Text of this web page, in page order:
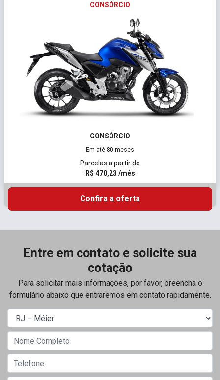
CONSÓRCIO
CONSÓRCIO
Em até 80 meses
Parcelas a partir de
R$ 470,23 /mês
Confira a oferta
Entre em contato e solicite sua
cotação
Para solicitar mais informações, por favor, preencha o
formulário abaixo que entraremos em contato rapidamente.